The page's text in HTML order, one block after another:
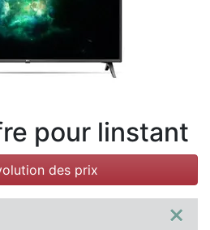
pour linstant
des prix
×